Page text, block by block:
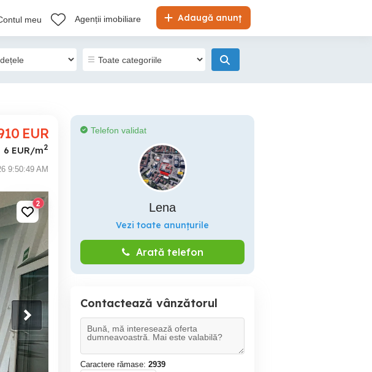
Adaugă anunț
meu Agenții imobiliare
EUR
6 EUR/m2
9:50:49 AM
2
Telefon validat
Lena
Vezi toate anunțurile
Arată telefon
Contactează vânzătorul
Caractere rămase: 2939